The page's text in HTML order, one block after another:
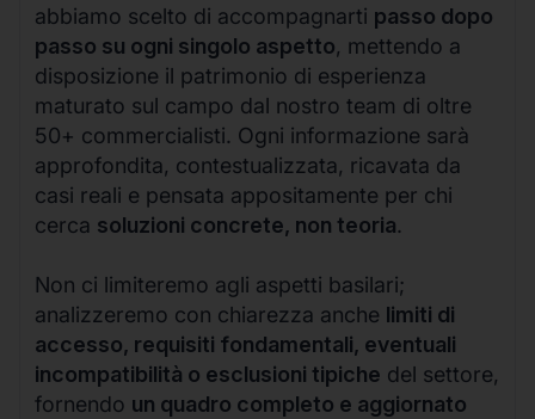
abbiamo scelto di accompagnarti passo dopo
passo su ogni singolo aspetto, mettendo a
disposizione il patrimonio di esperienza
maturato sul campo dal nostro team di oltre
50+ commercialisti. Ogni informazione sarà
approfondita, contestualizzata, ricavata da
casi reali e pensata appositamente per chi
cerca soluzioni concrete, non teoria.
Non ci limiteremo agli aspetti basilari;
analizzeremo con chiarezza anche limiti di
accesso, requisiti fondamentali, eventuali
incompatibilità o esclusioni tipiche del settore,
fornendo un quadro completo e aggiornato